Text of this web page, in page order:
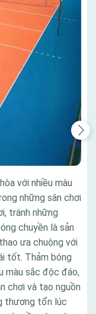
với nhiều màu
những sân chơi
tránh những
chuyền là sản
ưa chuộng với
tốt. Thảm bóng
màu sắc độc đáo,
chơi và tạo nguồn
thương tổn lúc